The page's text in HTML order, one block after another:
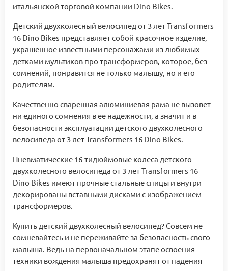
итальянской торговой компании Dino Bikes.
Детский двухколесный велосипед от 3 лет Transformers
16 Dino Bikes представляет собой красочное изделие,
украшенное известными персонажами из любимых
детками мультиков про трансформеров, которое, без
сомнений, понравится не только малышу, но и его
родителям.
Качественно сваренная алюминиевая рама не вызовет
ни единого сомнения в ее надежности, а значит и в
безопасности эксплуатации детского двухколесного
велосипеда от 3 лет Transformers 16 Dino Bikes.
Пневматические 16-тидюймовые колеса детского
двухколесного велосипеда от 3 лет Transformers 16
Dino Bikes имеют прочные стальные спицы и внутри
декорированы вставными дисками с изображением
трансформеров.
Купить детский двухколесный велосипед? Совсем не
сомневайтесь и не переживайте за безопасность свого
малыша. Ведь на первоначальном этапе освоения
техники вождения малыша предохранят от падения